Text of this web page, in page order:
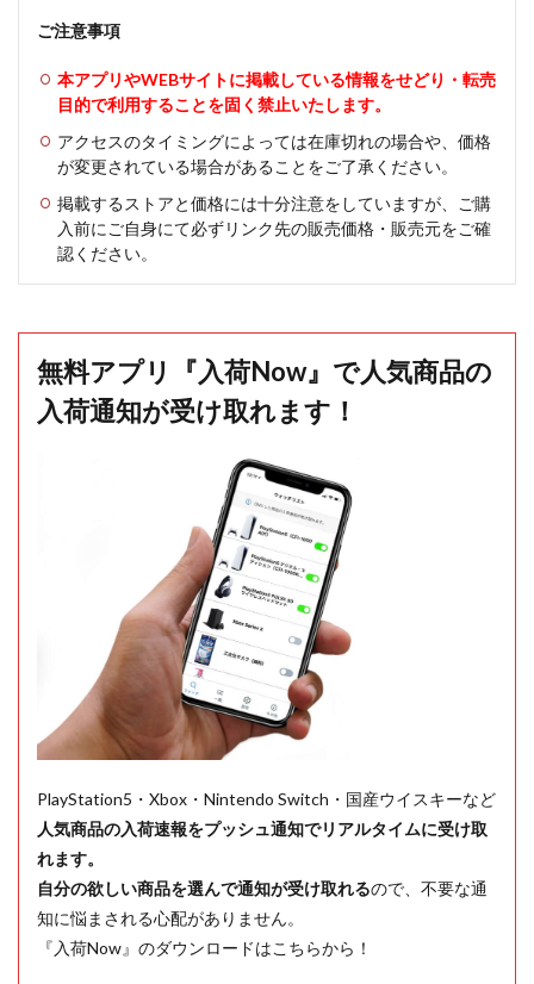
ご注意事項
本アプリやWEBサイトに掲載している情報をせどり・転売
目的で利用することを固く禁止いたします。
アクセスのタイミングによっては在庫切れの場合や、価格
が変更されている場合があることをご了承ください。
掲載するストアと価格には十分注意をしていますが、ご購
入前にご自身にて必ずリンク先の販売価格・販売元をご確
認ください。
無料アプリ『入荷Now』で人気商品の
入荷通知が受け取れます！
PlayStation5・Xbox・Nintendo Switch・国産ウイスキーなど
人気商品の入荷速報をプッシュ通知でリアルタイムに受け取
れます。
自分の欲しい商品を選んで通知が受け取れるので、不要な通
知に悩まされる心配がありません。
『入荷Now』のダウンロードはこちらから！